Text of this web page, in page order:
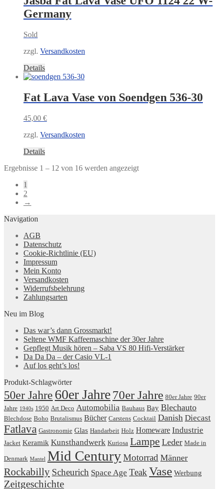
Germany
Sold
zzgl. Versandkosten
Details
Fat Lava Vase von Soendgen 536-30
45,00 €
zzgl. Versandkosten
Details
Ergebnisse 1 – 12 von 16 werden angezeigtNach
1
2
→
Navigation
AGB
Datenschutz
Cookie-Richtlinie (EU)
Impressum
Mein Konto
Versandkosten
Widerrufsbelehrung
Zahlungsarten
Neu im Blog
Das war’s dann Grossmarkt!
Seltene WMF Kaffeemaschine der 30er Jahre
Gepflegt Musik hören – Saba VS 80 Hifi-Verstärker
Da Da Da – der Casio VL-1
Auf los geht’s los!
Produkt-Schlagwörter
50er Jahre 60er Jahre70er Jahre 80er Jahre 90er
Jahre 1940s 1950 Art Deco Automobilia Bauhaus Bay Blechauto
Blechdose Boho Brutalismus Bücher Carstens Cocktail Danish Diecast
Fatlava Gastronomie Glas Handarbeit Holz Homeware Industrie
Jacket Keramik Kunsthandwerk Kuriosa Lampe Leder Made in
Denmark Mantel Mid CenturyMotorrad Männer
Rockabilly Scheurich Space Age Teak Vase Werbung
Zeitgeschichte